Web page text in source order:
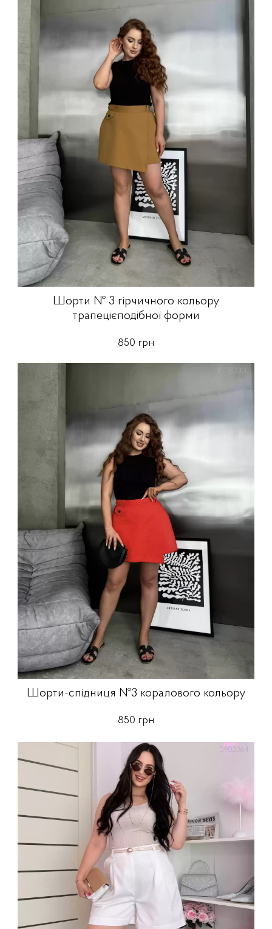
Шорти № 3 гірчичного кольору
трапецієподібної форми
850 грн
Шорти-спідниця №3 коралового кольору
850 грн